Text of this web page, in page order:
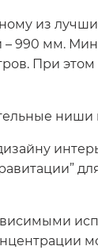
из
– 990 мм.
При
ниши